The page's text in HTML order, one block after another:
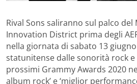
Rival Sons saliranno sul palco del
Innovation District prima degli
nella giornata di sabato 13
statunitense dalle sonorità rock
prossimi Grammy Awards 2020
album rock’ e ‘miglior